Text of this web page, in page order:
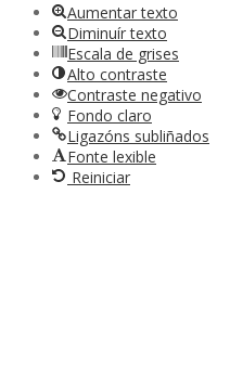
Aumentar texto
Diminuír texto
Escala de grises
Alto contraste
Contraste negativo
Fondo claro
Ligazóns subliñados
Fonte lexible
Reiniciar